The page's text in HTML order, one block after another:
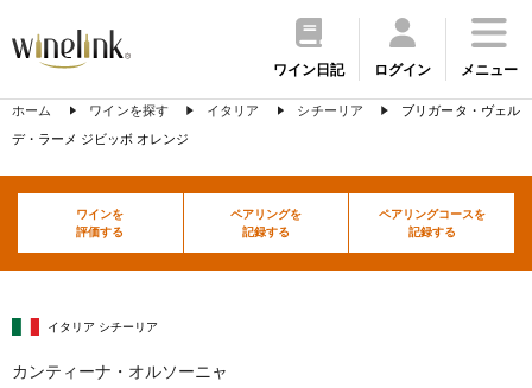
ワイン日記 ログイン メニュー
ホーム ワインを探す イタリア シチーリア
ブリガータ・ヴェル
デ・ラーメ ジビッボ オレンジ
ワインを
評価する
ペアリングを
記録する
ペアリングコースを
記録する
イタリア シチーリア
カンティーナ・オルソーニャ